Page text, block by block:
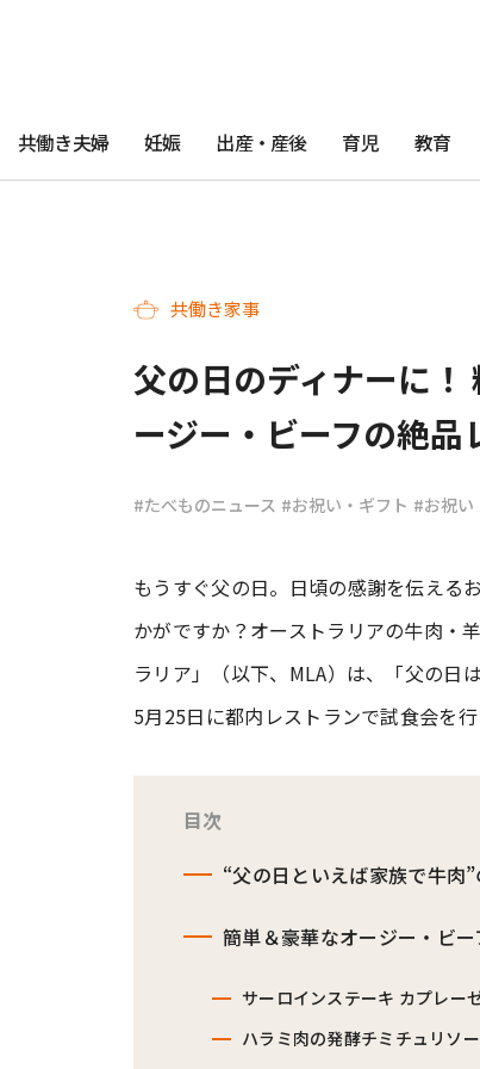
#渡邊大地の令和的ワーパパ道
共働き夫婦 妊娠 出産・産後 育児 教育
共働き家事
父の日のディナーに
ージー・ビーフの絶品
#たべものニュース #お祝い・ギフト #お祝い
もうすぐ父の日。日頃の感謝を伝える
かがですか？オーストラリアの牛肉・
ラリア」（以下、MLA）は、「父の日
5月25日に都内レストランで試食会を行
目次
“父の日といえば家族で牛肉
簡単＆豪華なオージー・ビ
サーロインステーキ カプレー
ハラミ肉の発酵チミチュリソ